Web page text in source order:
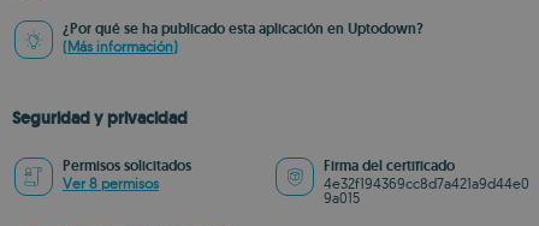
¿Por qué se ha publicado esta aplicación en Uptodown?
(Más información)
Seguridad y privacidad
Permisos solicitados
Ver 8 permisos
Firma del certificado
4e32f194369cc8d7a421a9d44e0
9a015